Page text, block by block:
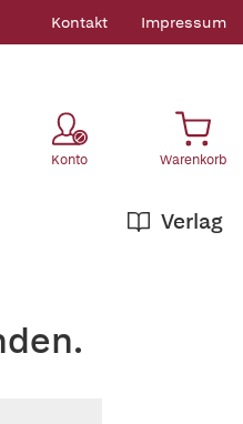
Kontakt Impressum
Konto Warenkorb
Verlag